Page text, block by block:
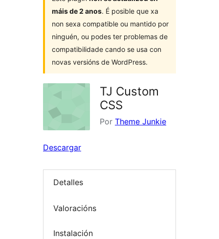
máis de 2 anos. É posible que xa
non sexa compatible ou mantido por
ninguén, ou podes ter problemas de
compatibilidade cando se usa con
novas versións de WordPress.
TJ Custom
CSS
Por Theme Junkie
Descargar
Detalles
Valoracións
Instalación